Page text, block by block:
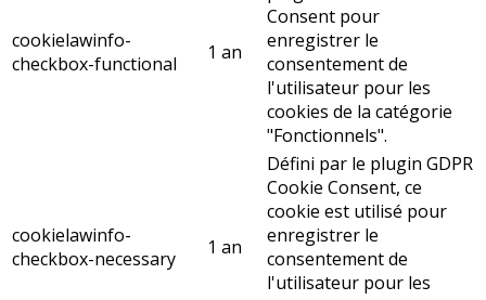
cookielawinfo-
checkbox-functional
1 an
Consent pour
enregistrer le
consentement de
l'utilisateur pour les
cookies de la catégorie
"Fonctionnels".
cookielawinfo-
checkbox-necessary
1 an
Défini par le plugin GDPR
Cookie Consent, ce
cookie est utilisé pour
enregistrer le
consentement de
l'utilisateur pour les